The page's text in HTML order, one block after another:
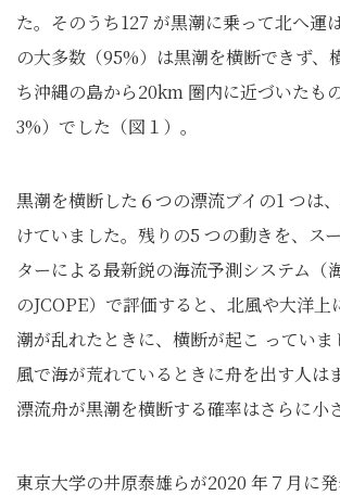
た。そのうち127 が黒潮に乗って北へ運
の大多数（95%）は黒潮を横断できず、
ち沖縄の島から20km 圏内に近づいたも
3%）でした（図１）。
黒潮を横断した６つの漂流ブイの1 つは
けていました。残りの5 つの動きを、ス
ターによる最新鋭の海流予測システム（
のJCOPE）で評価すると、北風や大洋
潮が乱れたときに、横断が起こ っていま
風で海が荒れているときに舟を出す人は
漂流舟が黒潮を横断する確率はさらに小
東京大学の井原泰雄らが2020 年７月に